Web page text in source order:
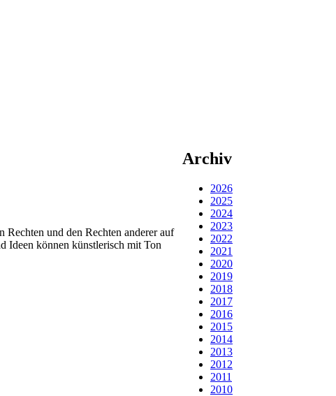
Rechten und den Rechten anderer auf
Ideen können künstlerisch mit Ton
Archiv
2026
2025
2024
2023
2022
2021
2020
2019
2018
2017
2016
2015
2014
2013
2012
2011
2010